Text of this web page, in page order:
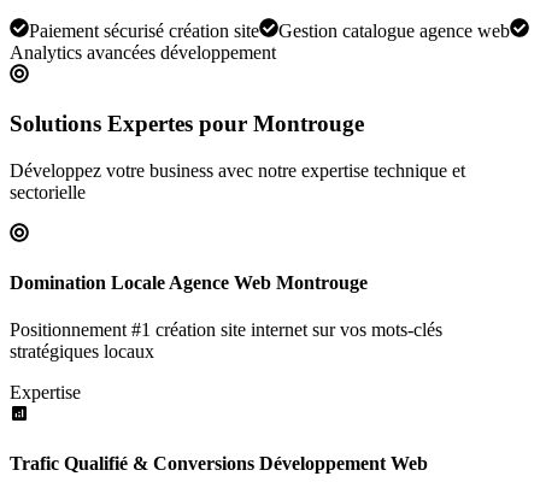
Paiement sécurisé création site
Gestion catalogue agence web
Analytics avancées développement
Solutions Expertes pour Montrouge
Développez votre business avec notre expertise technique et
sectorielle
Domination Locale Agence Web Montrouge
Positionnement #1 création site internet sur vos mots-clés
stratégiques locaux
Expertise
Trafic Qualifié & Conversions Développement Web